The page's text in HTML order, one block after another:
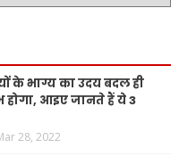
के भाग्य का उदय बदल ही
होगा, आइए जानते हैं ये 3
28, 2022